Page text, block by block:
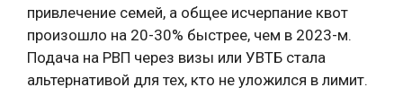
привлечение семей, а общее исчерпание квот
произошло на 20-30% быстрее, чем в 2023-м.
Подача на РВП через визы или УВТБ стала
альтернативой для тех, кто не уложился в лимит.